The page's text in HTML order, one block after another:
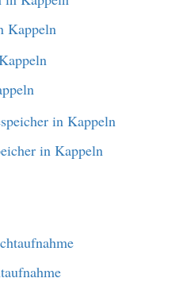
Kappeln
in Kappeln